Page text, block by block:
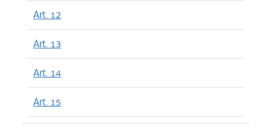
Art. 12
Art. 13
Art. 14
Art. 15